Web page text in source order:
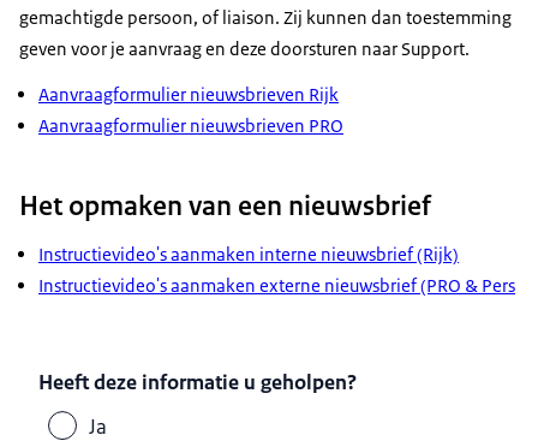
gemachtigde persoon, of liaison. Zij kunnen dan toestemming
geven voor je aanvraag en deze doorsturen naar Support.
Aanvraagformulier nieuwsbrieven Rijk
Aanvraagformulier nieuwsbrieven PRO
Het opmaken van een nieuwsbrief
Instructievideo's aanmaken interne nieuwsbrief (Rijk)
Instructievideo's aanmaken externe nieuwsbrief (PRO & Pers
Heeft deze informatie u geholpen?
Ja